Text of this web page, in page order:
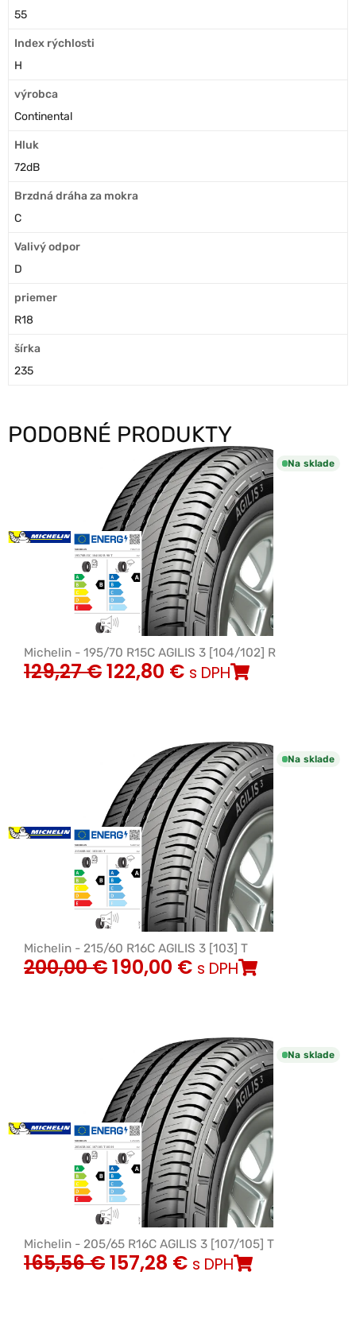
55
Index rýchlosti
H
výrobca
Continental
Hluk
72dB
Brzdná dráha za mokra
C
Valivý odpor
D
priemer
R18
šírka
235
PODOBNÉ PRODUKTY
Na sklade
Michelin - 195/70 R15C AGILIS 3 [104/102] R
129,27€122,80 € s DPH
Na sklade
Michelin - 215/60 R16C AGILIS 3 [103] T
200,00€190,00 € s DPH
Na sklade
Michelin - 205/65 R16C AGILIS 3 [107/105] T
165,56€157,28 € s DPH